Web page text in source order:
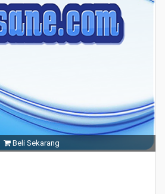
Beli Sekarang